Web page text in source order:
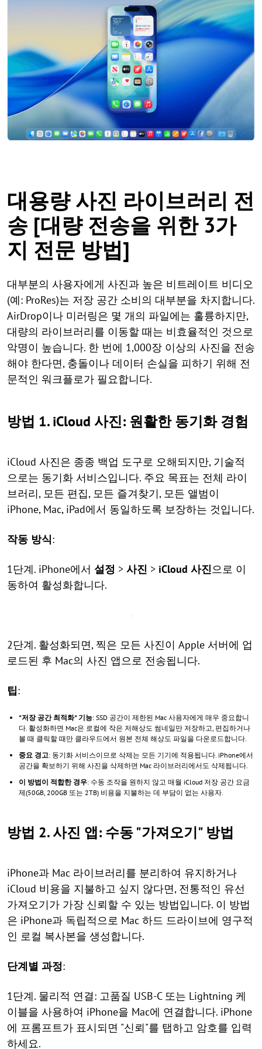
대용량 사진 라이브러리 전
송 [대량 전송을 위한 3가
지 전문 방법]
대부분의 사용자에게 사진과 높은 비트레이트 비디오
(예: ProRes)는 저장 공간 소비의 대부분을 차지합니다.
AirDrop이나 미러링은 몇 개의 파일에는 훌륭하지만,
대량의 라이브러리를 이동할 때는 비효율적인 것으로
악명이 높습니다. 한 번에 1,000장 이상의 사진을 전송
해야 한다면, 충돌이나 데이터 손실을 피하기 위해 전
문적인 워크플로가 필요합니다.
방법 1. iCloud 사진: 원활한 동기화 경험
iCloud 사진은 종종 백업 도구로 오해되지만, 기술적
으로는 동기화 서비스입니다. 주요 목표는 전체 라이
브러리, 모든 편집, 모든 즐겨찾기, 모든 앨범이
iPhone, Mac, iPad에서 동일하도록 보장하는 것입니다.
작동 방식:
1단계. iPhone에서 설정 > 사진 > iCloud 사진으로 이
동하여 활성화합니다.
2단계. 활성화되면, 찍은 모든 사진이 Apple 서버에 업
로드된 후 Mac의 사진 앱으로 전송됩니다.
팁:
"저장 공간 최적화" 기능: SSD 공간이 제한된 Mac 사용자에게 매우 중요합니
다. 활성화하면 Mac은 로컬에 작은 저해상도 썸네일만 저장하고, 편집하거나
볼 때 클릭할 때만 클라우드에서 원본 전체 해상도 파일을 다운로드합니다.
중요 경고: 동기화 서비스이므로 삭제는 모든 기기에 적용됩니다. iPhone에서
공간을 확보하기 위해 사진을 삭제하면 Mac 라이브러리에서도 삭제됩니다.
이 방법이 적합한 경우: 수동 조작을 원하지 않고 매월 iCloud 저장 공간 요금
제(50GB, 200GB 또는 2TB) 비용을 지불하는 데 부담이 없는 사용자.
방법 2. 사진 앱: 수동 "가져오기" 방법
iPhone과 Mac 라이브러리를 분리하여 유지하거나
iCloud 비용을 지불하고 싶지 않다면, 전통적인 유선
가져오기가 가장 신뢰할 수 있는 방법입니다. 이 방법
은 iPhone과 독립적으로 Mac 하드 드라이브에 영구적
인 로컬 복사본을 생성합니다.
단계별 과정:
1단계. 물리적 연결: 고품질 USB-C 또는 Lightning 케
이블을 사용하여 iPhone을 Mac에 연결합니다. iPhone
에 프롬프트가 표시되면 "신뢰"를 탭하고 암호를 입력
하세요.